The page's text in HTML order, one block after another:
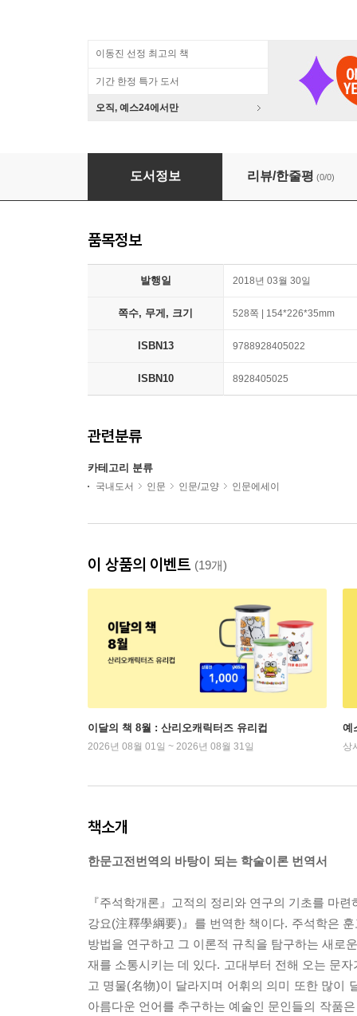
이동진 선정 최고의 책
기간 한정 특가 도서
오직, 예스24에서만
주석학개론 2
도서정보 리뷰/한줄평 (0/0)
품목정보
발행일 2018년 03월 30일
쪽수, 무게, 크기 528쪽 | 154*226*35mm
ISBN13 9788928405022
ISBN10 8928405025
관련분류
카테고리 분류
국내도서 인문 인문/교양 인문에세이
이 상품의 이벤트 (19개)
이달의 책 8월 : 산리오캐릭터즈 유리컵
2026년 08월 01일 ~ 2026년 08월 31일
예
상
책소개
한문고전번역의 바탕이 되는 학술이론 번역서
『주석학개론』고적의 정리와 연구의 기초를 마
강요(注釋學綱要)』를 번역한 책이다. 주석학은
방법을 연구하고 그 이론적 규칙을 탐구하는 새로
재를 소통시키는 데 있다. 고대부터 전해 오는 문
고 명물(名物)이 달라지며 어휘의 의미 또한 많이
아름다운 언어를 추구하는 예술인 문인들의 작품